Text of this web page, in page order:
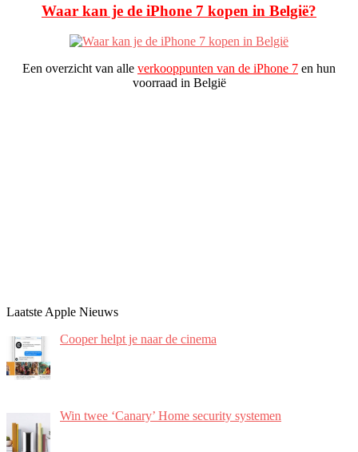
Waar kan je de iPhone 7 kopen in België?
Een overzicht van alle verkooppunten van de iPhone 7 en hun
voorraad in België
Laatste Apple Nieuws
Cooper helpt je naar de cinema
Win twee ‘Canary’ Home security systemen